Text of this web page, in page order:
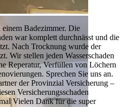
einem Badezimmer. Die
war komplett durchnässt und die
Nach Trocknung wurde der
Wir stellen jeden Wasserschaden
Reperatur, Verfüllen von Löchern
Sprechen Sie uns an.
der Provinzial Versicherung –
Versicherungsschaden
Vielen Dank für die super